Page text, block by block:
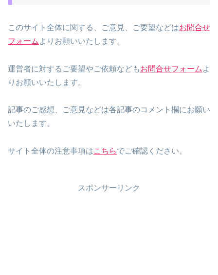
このサイト全体に関する、ご意見、ご要望などはお問合せ
フォーム よりお願いいたします。
運営者に対するご要望やご依頼などもお問合せフォーム よ
りお願いいたします。
記事のご感想、ご意見などは各記事のコメント欄にお願い
いたします。
サイト全体の注意事項はこちらでご確認ください。
スポンサーリンク